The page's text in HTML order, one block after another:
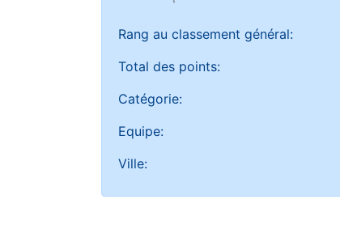
Rang au classement général:
Total des points:
Catégorie:
Equipe:
Ville: